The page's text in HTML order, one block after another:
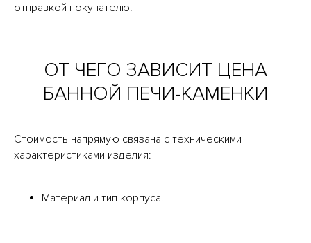
отправкой покупателю.
ОТ ЧЕГО ЗАВИСИТ ЦЕНА
БАННОЙ ПЕЧИ-КАМЕНКИ
Стоимость напрямую связана с техническими
характеристиками изделия:
Материал и тип корпуса.